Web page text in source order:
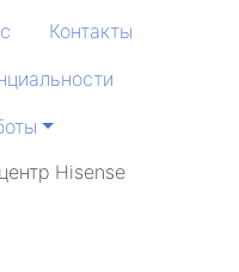
Контакты
Hisense